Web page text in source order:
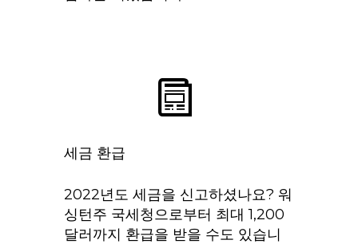
세금 환급
2022년도 세금을 신고하셨나요? 워
싱턴주 국세청으로부터 최대 1,200
달러까지 환급을 받을 수도 있습니